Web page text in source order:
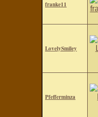
franke11
LovelySmiley
Pfefferminza